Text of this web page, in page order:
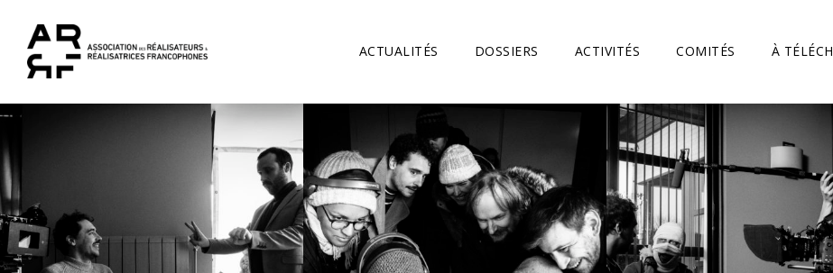
ACTUALITÉS DOSSIERS ACTIVITÉS COMITÉS À